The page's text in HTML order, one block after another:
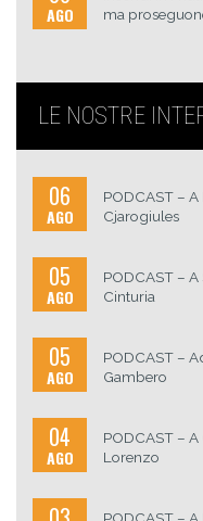
AGO
ma
LE NOSTRE
06
AGO
PODCAST –
Cjarogiules
05
AGO
PODCAST –
Cinturia
05
AGO
PODCAST –
Gambero
04
AGO
PODCAST –
Lorenzo